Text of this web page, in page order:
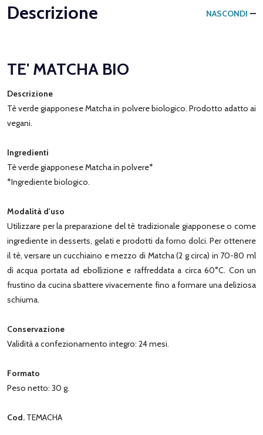
Descrizione NASCONDI
TE' MATCHA BIO
Descrizione
Tè verde giapponese Matcha in polvere biologico. Prodotto adatto ai
vegani.
Ingredienti
Tè verde giapponese Matcha in polvere*
*Ingrediente biologico.
Modalità d'uso
Utilizzare per la preparazione del tè tradizionale giapponese o come
ingrediente in desserts, gelati e prodotti da forno dolci. Per ottenere
il tè, versare un cucchiaino e mezzo di Matcha (2 g circa) in 70-80 ml
di acqua portata ad ebollizione e raffreddata a circa 60°C. Con un
frustino da cucina sbattere vivacemente fino a formare una deliziosa
schiuma.
Conservazione
Validità a confezionamento integro: 24 mesi.
Formato
Peso netto: 30 g.
Cod. TEMACHA